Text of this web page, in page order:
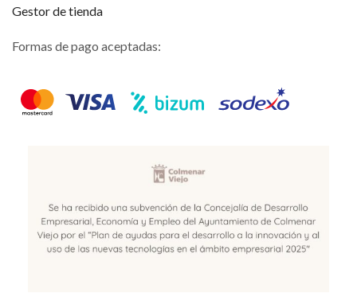
Gestor de tienda
Formas de pago aceptadas: